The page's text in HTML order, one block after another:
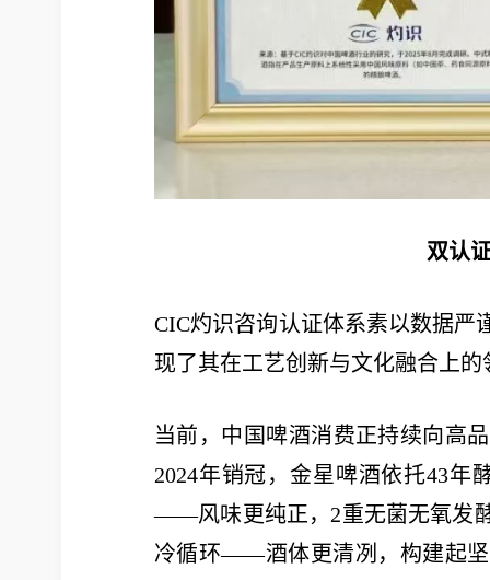
双认
CIC灼识咨询认证体系素以数据严
现了其在工艺创新与文化融合上的
当前，中国啤酒消费正持续向高
2024年销冠，金星啤酒依托43年
——风味更纯正，2重无菌无氧发
冷循环——酒体更清冽，构建起坚